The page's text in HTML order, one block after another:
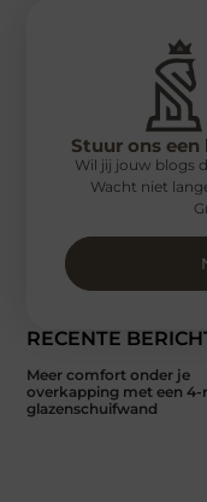
RECENTE
Meer comfort onder je
overkapping met een 4-
glazenschuifwand
Stuur ons
Wil jij jouw blogs
Wacht niet